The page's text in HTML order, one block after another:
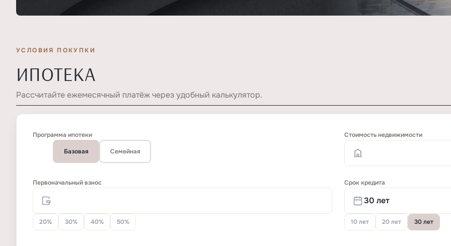
УСЛОВИЯ ПОКУПКИ
ИПОТЕКА
Рассчитайте ежемесячный платёж через удобный калькулятор.
Программа ипотеки
Базовая Семейная
Стоимость недвижимости
Первоначальный взнос
20% 30% 40% 50%
Срок кредита
10 лет 20 лет 30 лет